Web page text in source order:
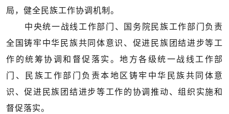
局，健全民族工作协调机制。
中央统一战线工作部门、国务院民族工作部门负责
全国铸牢中华民族共同体意识、促进民族团结进步等工
作的统筹协调和督促落实。地方各级统一战线工作部
门、民族工作部门负责本地区铸牢中华民族共同体意
识、促进民族团结进步等工作的协调推动、组织实施和
督促落实。